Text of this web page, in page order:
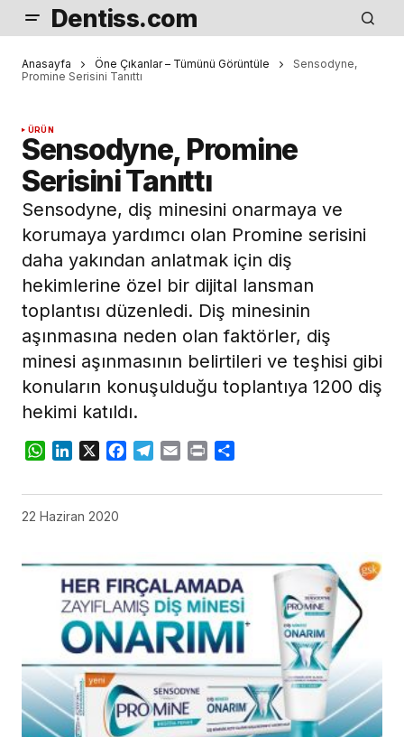
Dentiss.com
Anasayfa Öne Çıkanlar – Tümünü Görüntüle
Sensodyne,
Promine Serisini Tanıttı
ÜRÜN
Sensodyne, Promine
Serisini Tanıttı
Sensodyne, diş minesini onarmaya ve
korumaya yardımcı olan Promine serisini
daha yakından anlatmak için diş
hekimlerine özel bir dijital lansman
toplantısı düzenledi. Diş minesinin
aşınmasına neden olan faktörler, diş
minesi aşınmasının belirtileri ve teşhisi gibi
konuların konuşulduğu toplantıya 1200 diş
hekimi katıldı.
WhatsApp
LinkedIn
X Facebook
Telegram
Email Print
22 Haziran 2020